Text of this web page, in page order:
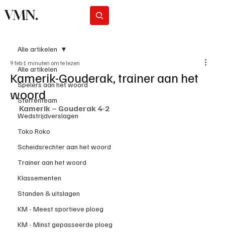
VMN.
Alle artikelen
Spelers aan het woord
Sterrenteam
Wedstrijdverslagen
Toko Roko
Scheidsrechter aan het woord
Trainer aan het woord
Klassementen
Standen & uitslagen
KM - Meest sportieve ploeg
KM - Minst gepasseerde ploeg
Alle artikelen
Kamerik-Gouderak, trainer aan het
woord
9 feb 1 minuten om te lezen
Kamerik – Gouderak 4-2